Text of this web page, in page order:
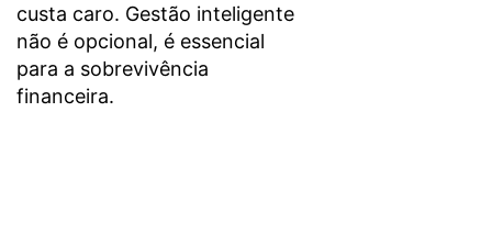
custa caro. Gestão inteligente
não é opcional, é essencial
para a sobrevivência
financeira.